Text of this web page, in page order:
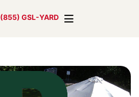
(855) GSL-YARD